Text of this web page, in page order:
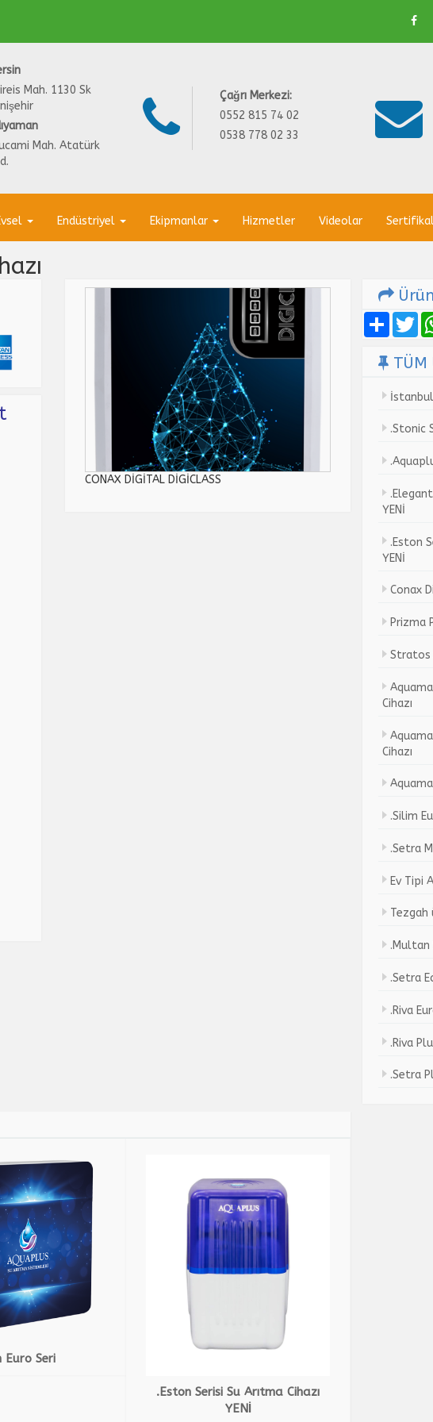
Mah. 1130 Sk
Mah. Atatürk
Çağrı Merkezi:
0552 815 74 02
0538 778 02 33
Endüstriyel Ekipmanlar Hizmetler Videolar
CONAX DİGİTAL DİGİCLASS
Share
TÜM
İstanbul
.Stonic
YENİ
.Eston
YENİ
Conax
Prizma
Stratos
Cihazı
Cihazı
.Silim
.Setra
Ev Tipi
Tezgah
.Multan
.Setra
.Riva
.Riva
.Setra
Euro Seri
.Eston Serisi Su Arıtma Cihazı
YENİ